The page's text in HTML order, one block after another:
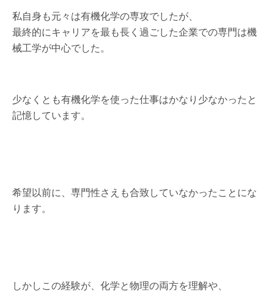
私自身も元々は有機化学の専攻でしたが、
最終的にキャリアを最も長く過ごした企業での専門は機
械工学が中心でした。
少なくとも有機化学を使った仕事はかなり少なかったと
記憶しています。
希望以前に、専門性さえも合致していなかったことにな
ります。
しかしこの経験が、化学と物理の両方を理解や、